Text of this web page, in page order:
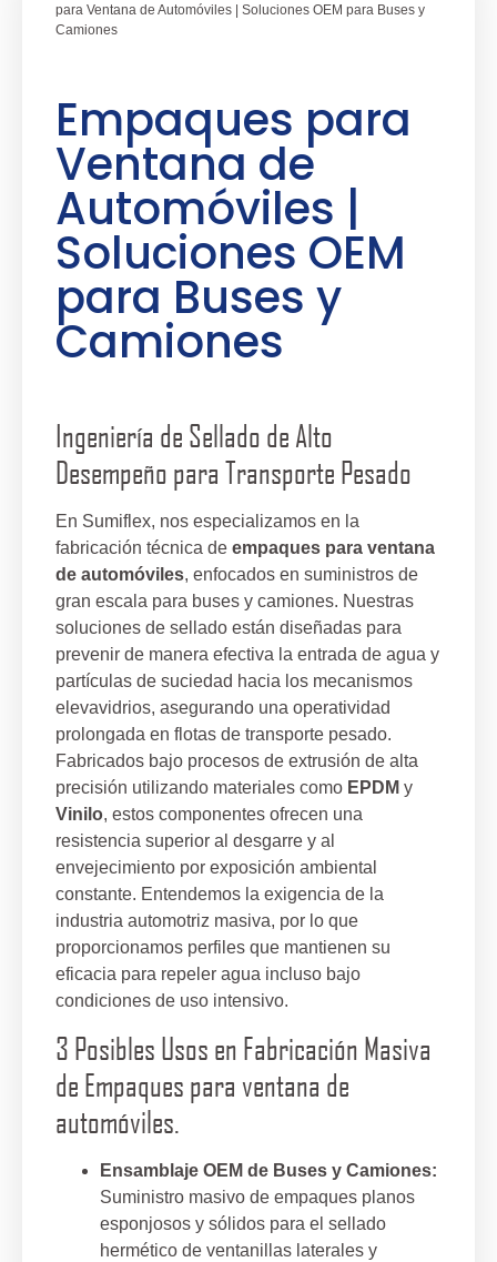
para Ventana de Automóviles | Soluciones OEM para Buses y
Camiones
Empaques para
Ventana de
Automóviles |
Soluciones OEM
para Buses y
Camiones
Ingeniería de Sellado de Alto
Desempeño para Transporte Pesado
En Sumiflex, nos especializamos en la
fabricación técnica de empaques para ventana
de automóviles, enfocados en suministros de
gran escala para buses y camiones. Nuestras
soluciones de sellado están diseñadas para
prevenir de manera efectiva la entrada de agua y
partículas de suciedad hacia los mecanismos
elevavidrios, asegurando una operatividad
prolongada en flotas de transporte pesado.
Fabricados bajo procesos de extrusión de alta
precisión utilizando materiales como EPDM y
Vinilo, estos componentes ofrecen una
resistencia superior al desgarre y al
envejecimiento por exposición ambiental
constante. Entendemos la exigencia de la
industria automotriz masiva, por lo que
proporcionamos perfiles que mantienen su
eficacia para repeler agua incluso bajo
condiciones de uso intensivo.
3 Posibles Usos en Fabricación Masiva
de Empaques para ventana de
automóviles.
Ensamblaje OEM de Buses y Camiones:
Suministro masivo de empaques planos
esponjosos y sólidos para el sellado
hermético de ventanillas laterales y